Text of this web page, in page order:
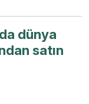
dünya
satın